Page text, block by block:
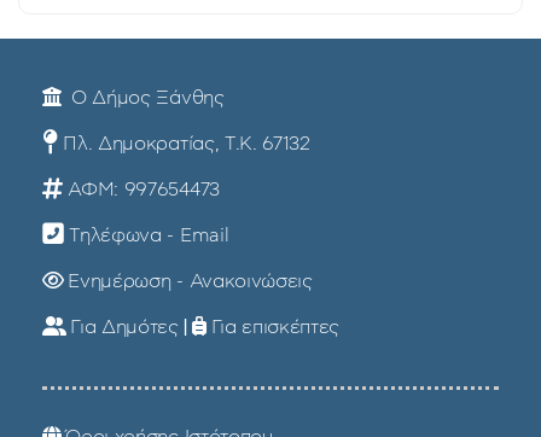
Ο Δήμος Ξάνθης
Πλ. Δημοκρατίας, Τ.Κ. 67132
ΑΦΜ: 997654473
Τηλέφωνα - Email
Ενημέρωση - Ανακοινώσεις
Για Δημότες | Για επισκέπτες